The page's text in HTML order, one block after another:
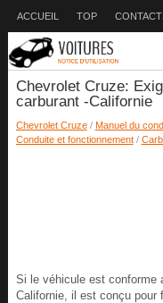
ACCUEIL TOP
Chevrolet Cruze:
carburant -Californie
Chevrolet Cruze/ Manuel du
Conduite et fonctionnement/
Si le véhicule est conforme
Californie, il est conçu pour